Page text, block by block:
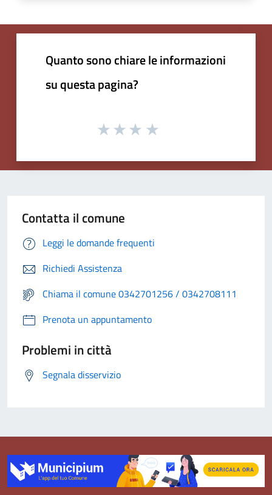
Quanto sono chiare le informazioni
su questa pagina?
Contatta il comune
Leggi le domande frequenti
Richiedi Assistenza
Chiama il comune 0342701256 / 0342708111
Prenota un appuntamento
Problemi in città
Segnala disservizio